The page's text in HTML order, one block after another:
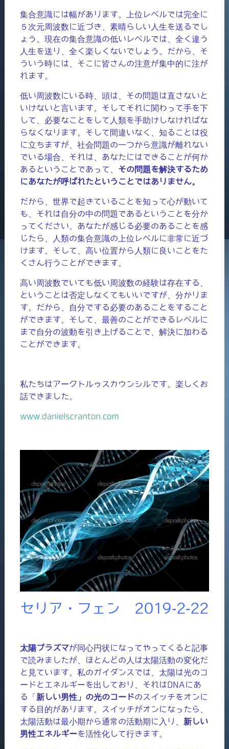
集合意識には幅があります。上位レベルでは完全に
５次元周波数に近づき、素晴らしい人生を送るでし
ょう。現在の集合意識の低いレベルでは、全く違う
人生を送り、全く楽しくないでしょう。だから、そ
ういう時には、そこに皆さんの注意が集中的に注が
れます。
低い周波数にいる時、頭は、その問題は直さないと
いけないと言います。そしてそれに関わって手を下
して、必要なことをして人類を手助けしなければな
らなくなります。そして間違いなく、知ることは役
に立ちますが、社会問題の一つから意識が離れない
でいる場合、それは、あなたにはできることが何か
あるということであって、 その問題を解決するため
にあなたが呼ばれたということではありません。
だから、世界で起きていることを知って心が動いて
も、それは自分の中の問題であるということを分か
ってください。あなたが感じる必要のあることを感
じたら、人類の集合意識の上位レベルに非常に近づ
けます。そして、高い位置から人類に良いことをた
くさん行うことができます。
高い周波数でいても低い周波数の経験は存在する、
ということは否定しなくてもいいですが、分かりま
す。だから、自分でする必要のあることをすること
ができます。そして、最善のことができるレベルに
まで自分の波動を引き上げることで、解決に加わる
ことができます。
私たちはアークトルゥスカウンシルです。楽しくお
話できました。
www.danielscranton.com
セリア・フェン 2019-2-22
太陽プラズマが同心円状になってやってくると記事
で読みましたが、ほとんどの人は太陽活動の変化だ
と見ています。私のガイダンスでは、太陽は光のコ
ードとエネルギーを出しており、それはDNAにあ
る「 新しい男性」の光のコードのスイッチをオンに
する目的があります。スイッチがオンになったら、
太陽活動は最小期から通常の活動期に入り、 新しい
男性エネルギーを活性化して行きます。